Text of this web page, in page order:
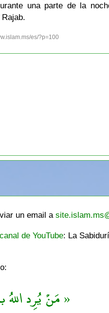
una parte de la
es/?p=100
un email a
canal de YouTube: La
« مَنْ يُرِد اللهُ